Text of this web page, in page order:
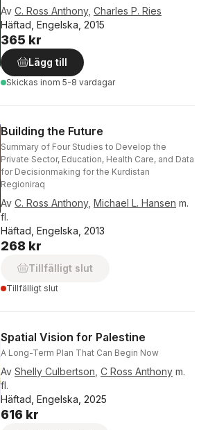
Av C. Ross Anthony, Charles P. Ries
Häftad, Engelska, 2015
365 kr
Lägg till
Skickas inom 5-8 vardagar
Building the Future
Summary of Four Studies to Develop the
Private Sector, Education, Health Care, and Data
for Decisionmaking for the Kurdistan
Regioniraq
Av C. Ross Anthony, Michael L. Hansen m.
fl.
Häftad, Engelska, 2013
268 kr
Tillfälligt slut
Tillfälligt slut
Spatial Vision for Palestine
A Long-Term Plan That Can Begin Now
Av Shelly Culbertson C Ross Anthony m.
fl.
Häftad, Engelska, 2025
616 kr